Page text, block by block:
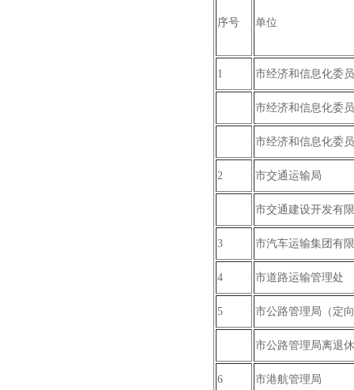
序号 单位
1 市经济和信息化委
市经济和信息化委
市经济和信息化委
2 市交通运输局
市交通建设开发有
3 市汽车运输集团有
4 市道路运输管理处
5 市公路管理局（定
市公路管理局离退
6 市港航管理局